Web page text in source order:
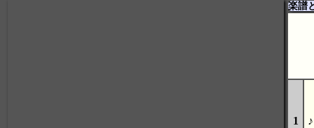
楽譜
1 ♪